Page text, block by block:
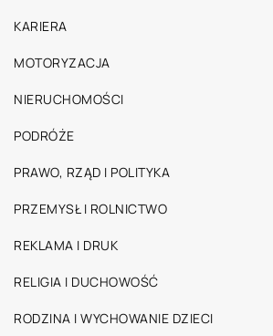
KARIERA
MOTORYZACJA
NIERUCHOMOŚCI
PODRÓŻE
PRAWO, RZĄD I POLITYKA
PRZEMYSŁ I ROLNICTWO
REKLAMA I DRUK
RELIGIA I DUCHOWOŚĆ
RODZINA I WYCHOWANIE DZIECI